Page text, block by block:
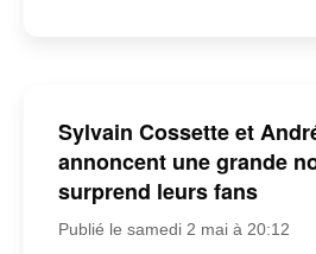
Sylvain Cossette et
annoncent une grande
surprend leurs fans
Publié le samedi 2 mai à 20:12